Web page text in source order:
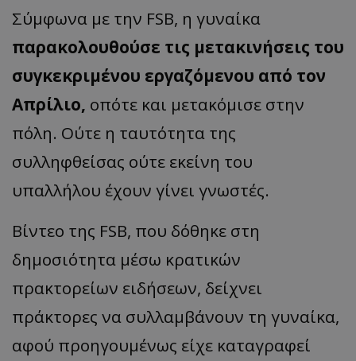
Σύμφωνα με την FSB, η γυναίκα
παρακολουθούσε τις μετακινήσεις του
συγκεκριμένου εργαζόμενου από τον
Απρίλιο, οπότε και μετακόμισε στην
πόλη. Ούτε η ταυτότητα της
συλληφθείσας ούτε εκείνη του
υπαλλήλου έχουν γίνει γνωστές.
Βίντεο της FSB, που δόθηκε στη
δημοσιότητα μέσω κρατικών
πρακτορείων ειδήσεων, δείχνει
πράκτορες να συλλαμβάνουν τη γυναίκα,
αφού προηγουμένως είχε καταγραφεί